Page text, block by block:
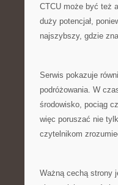
CTCU może być też
duży potencjał,
najszybszy, gdzie
Serwis pokazuje
podróżowania. W
środowisko, pociąg
więc poruszać nie
czytelnikom
Ważną cechą strony